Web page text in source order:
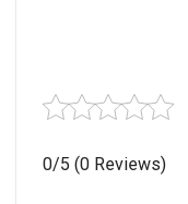
0/5 (0 Reviews)